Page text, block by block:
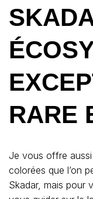
RARE
Je vous offre
colorées que l’on
Skadar, mais pour